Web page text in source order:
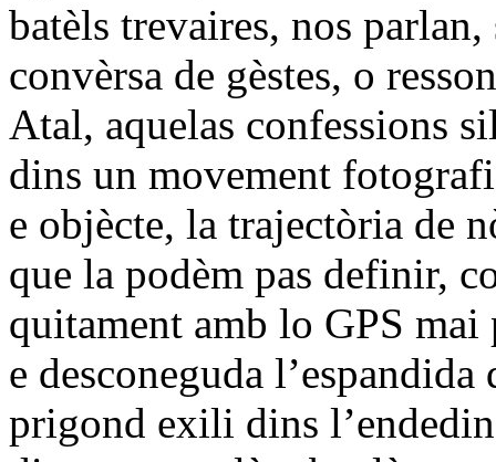
batèls trevaires, nos
convèrsa de gèstes, o
Atal, aquelas confessions
dins un movement
e objècte, la trajectòria de
que la podèm pas definir,
quitament amb lo GPS mai
e desconeguda
prigond exili dins